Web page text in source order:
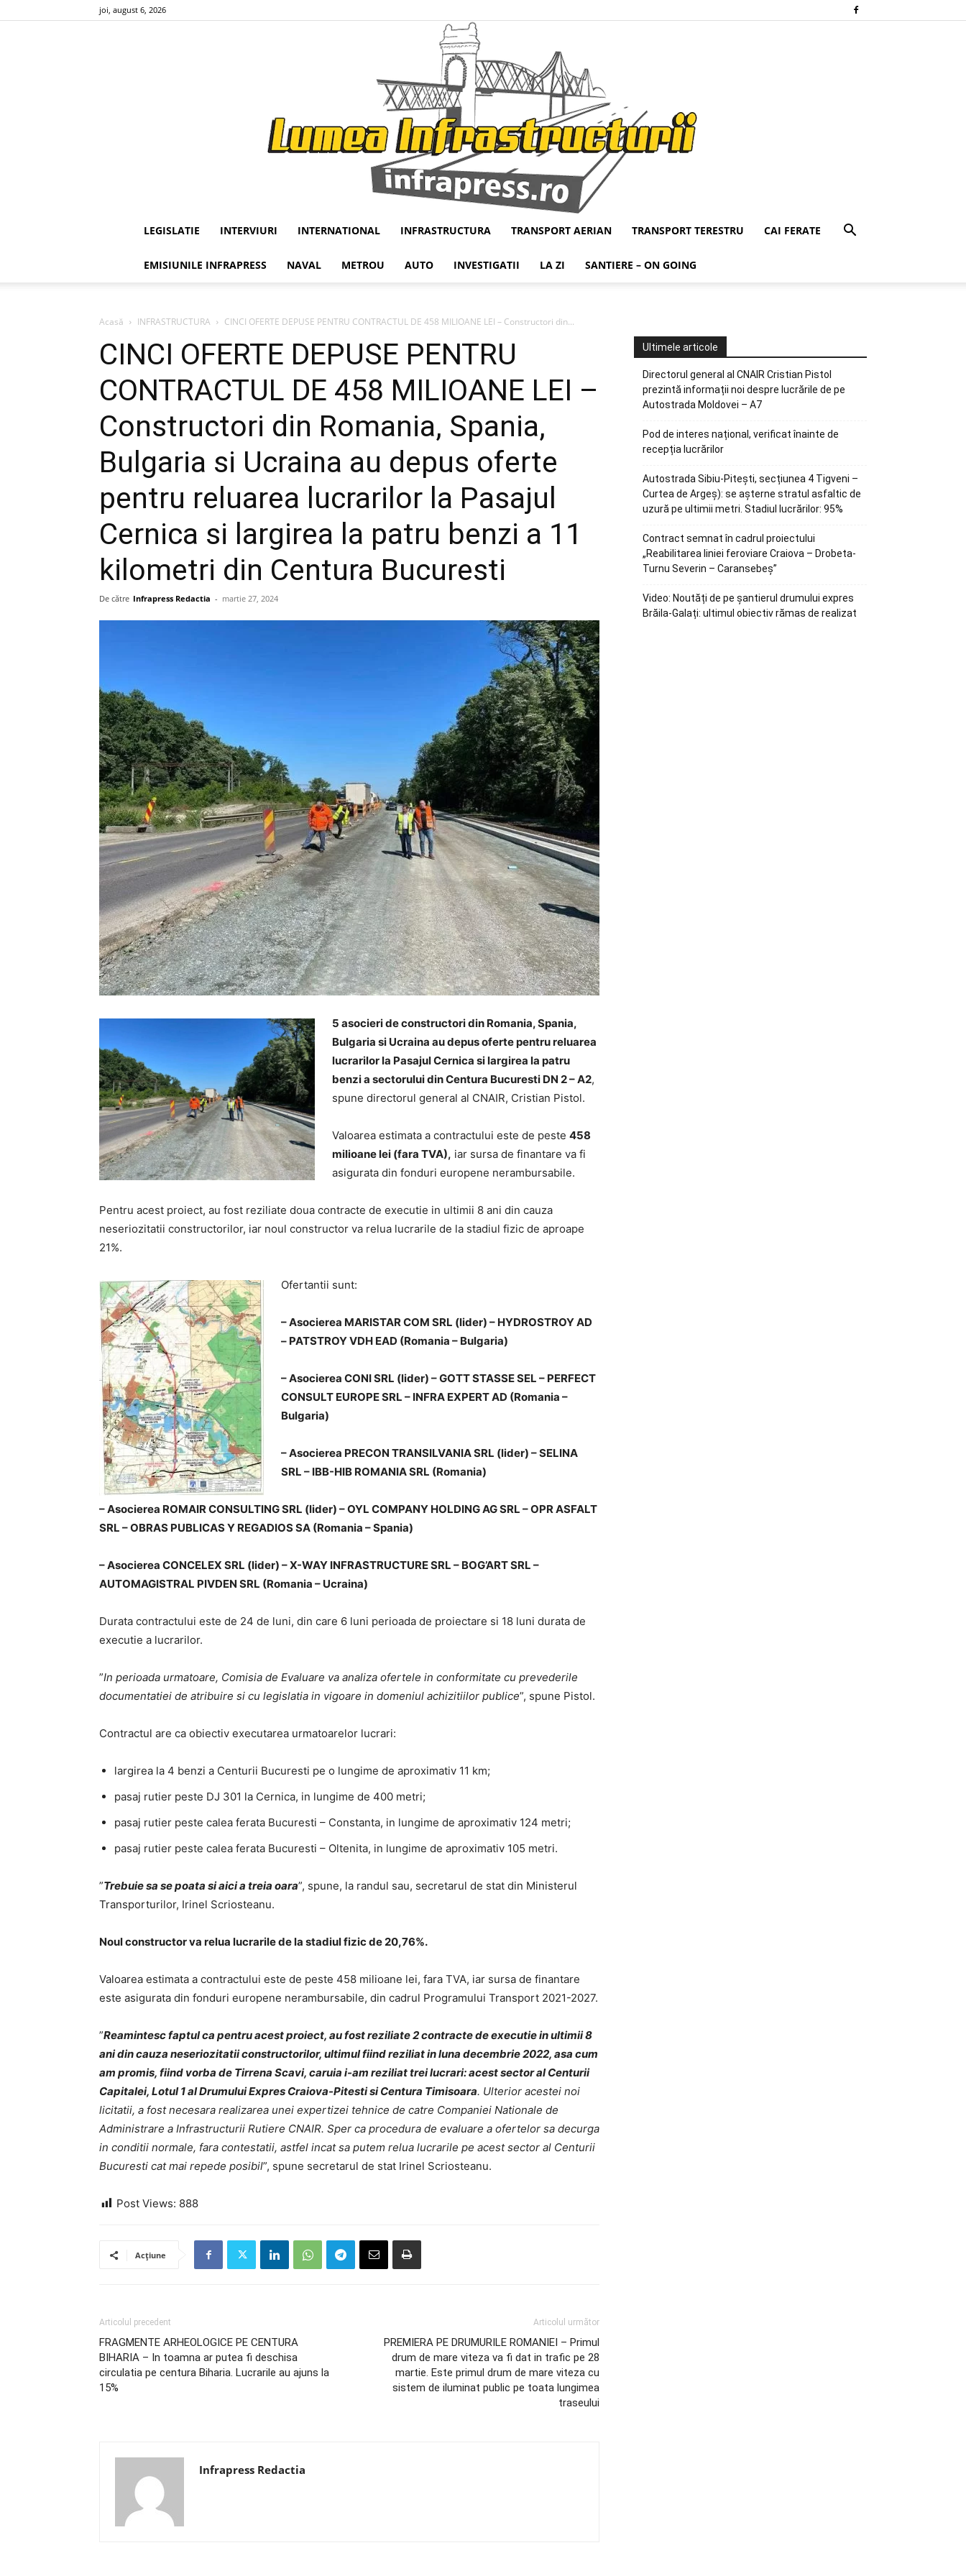
joi, august 6, 2026
Infrapress
LEGISLATIE INTERVIURI INTERNATIONAL INFRASTRUCTURA TRANSPORT AERIAN TRANSPORT TERESTRU CAI FERATE
EMISIUNILE INFRAPRESS NAVAL METROU AUTO INVESTIGATII LA ZI SANTIERE – ON GOING
Acasă INFRASTRUCTURA CINCI OFERTE DEPUSE PENTRU CONTRACTUL DE 458 MILIOANE LEI – Constructori din...
CINCI OFERTE DEPUSE PENTRU
CONTRACTUL DE 458 MILIOANE LEI –
Constructori din Romania, Spania,
Bulgaria si Ucraina au depus oferte
pentru reluarea lucrarilor la Pasajul
Cernica si largirea la patru benzi a 11
kilometri din Centura Bucuresti
De către Infrapress Redactia - martie 27, 2024
5 asocieri de constructori din Romania, Spania,
Bulgaria si Ucraina au depus oferte pentru reluarea
lucrarilor la Pasajul Cernica si largirea la patru
benzi a sectorului din Centura Bucuresti DN 2 – A2,
spune directorul general al CNAIR, Cristian Pistol.
Valoarea estimata a contractului este de peste 458
milioane lei (fara TVA), iar sursa de finantare va fi
asigurata din fonduri europene nerambursabile.
Pentru acest proiect, au fost reziliate doua contracte de executie in ultimii 8 ani din cauza
neseriozitatii constructorilor, iar noul constructor va relua lucrarile de la stadiul fizic de aproape
21%.
Ofertantii sunt:
– Asocierea MARISTAR COM SRL (lider) – HYDROSTROY AD
– PATSTROY VDH EAD (Romania – Bulgaria)
– Asocierea CONI SRL (lider) – GOTT STASSE SEL – PERFECT
CONSULT EUROPE SRL – INFRA EXPERT AD (Romania –
Bulgaria)
– Asocierea PRECON TRANSILVANIA SRL (lider) – SELINA
SRL – IBB-HIB ROMANIA SRL (Romania)
– Asocierea ROMAIR CONSULTING SRL (lider) – OYL COMPANY HOLDING AG SRL – OPR ASFALT
SRL – OBRAS PUBLICAS Y REGADIOS SA (Romania – Spania)
– Asocierea CONCELEX SRL (lider) – X-WAY INFRASTRUCTURE SRL – BOG’ART SRL –
AUTOMAGISTRAL PIVDEN SRL (Romania – Ucraina)
Durata contractului este de 24 de luni, din care 6 luni perioada de proiectare si 18 luni durata de
executie a lucrarilor.
”In perioada urmatoare, Comisia de Evaluare va analiza ofertele in conformitate cu prevederile
documentatiei de atribuire si cu legislatia in vigoare in domeniul achizitiilor publice”, spune Pistol.
Contractul are ca obiectiv executarea urmatoarelor lucrari:
largirea la 4 benzi a Centurii Bucuresti pe o lungime de aproximativ 11 km;
pasaj rutier peste DJ 301 la Cernica, in lungime de 400 metri;
pasaj rutier peste calea ferata Bucuresti – Constanta, in lungime de aproximativ 124 metri;
pasaj rutier peste calea ferata Bucuresti – Oltenita, in lungime de aproximativ 105 metri.
”Trebuie sa se poata si aici a treia oara”, spune, la randul sau, secretarul de stat din Ministerul
Transporturilor, Irinel Scriosteanu.
Noul constructor va relua lucrarile de la stadiul fizic de 20,76%.
Valoarea estimata a contractului este de peste 458 milioane lei, fara TVA, iar sursa de finantare
este asigurata din fonduri europene nerambursabile, din cadrul Programului Transport 2021-2027.
”Reamintesc faptul ca pentru acest proiect, au fost reziliate 2 contracte de executie in ultimii 8
ani din cauza neseriozitatii constructorilor, ultimul fiind reziliat in luna decembrie 2022, asa cum
am promis, fiind vorba de Tirrena Scavi, caruia i-am reziliat trei lucrari: acest sector al Centurii
Capitalei, Lotul 1 al Drumului Expres Craiova-Pitesti si Centura Timisoara. Ulterior acestei noi
licitatii, a fost necesara realizarea unei expertizei tehnice de catre Companiei Nationale de
Administrare a Infrastructurii Rutiere CNAIR. Sper ca procedura de evaluare a ofertelor sa decurga
in conditii normale, fara contestatii, astfel incat sa putem relua lucrarile pe acest sector al Centurii
Bucuresti cat mai repede posibil”, spune secretarul de stat Irinel Scriosteanu.
Post Views: 888
Acțiune
Articolul precedent
FRAGMENTE ARHEOLOGICE PE CENTURA
BIHARIA – In toamna ar putea fi deschisa
circulatia pe centura Biharia. Lucrarile au ajuns la
15%
Articolul următor
PREMIERA PE DRUMURILE ROMANIEI – Primul
drum de mare viteza va fi dat in trafic pe 28
martie. Este primul drum de mare viteza cu
sistem de iluminat public pe toata lungimea
traseului
Infrapress Redactia
Ultimele articole
Directorul general al CNAIR Cristian Pistol
prezintă informații noi despre lucrările de pe
Autostrada Moldovei – A7
Pod de interes național, verificat înainte de
recepția lucrărilor
Autostrada Sibiu-Pitești, secțiunea 4 Tigveni –
Curtea de Argeș): se așterne stratul asfaltic de
uzură pe ultimii metri. Stadiul lucrărilor: 95%
Contract semnat în cadrul proiectului
„Reabilitarea liniei feroviare Craiova – Drobeta-
Turnu Severin – Caransebeș”
Video: Noutăți de pe șantierul drumului expres
Brăila-Galați: ultimul obiectiv rămas de realizat